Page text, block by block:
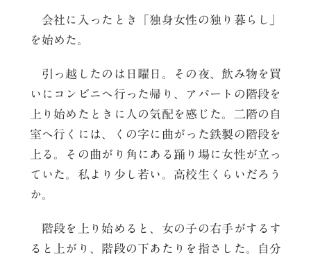
会社に入ったとき「独身女性の独り暮らし」
を始めた。
引っ越したのは日曜日。その夜、飲み物を買
いにコンビニへ行った帰り、アパートの階段を
上り始めたときに人の気配を感じた。二階の自
室へ行くには、くの字に曲がった鉄製の階段を
上る。その曲がり角にある踊り場に女性が立っ
ていた。私より少し若い。高校生くらいだろう
か。
階段を上り始めると、女の子の右手がするす
ると上がり、階段の下あたりを指さした。自分